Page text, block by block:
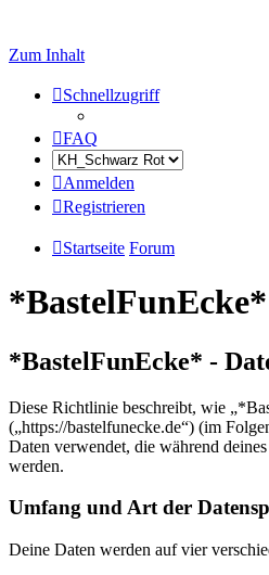
Zum Inhalt
Schnellzugriff
FAQ
Anmelden
Registrieren
Startseite Forum
*BastelFunEcke*
*BastelFunEcke* -
Diese Richtlinie beschreibt, wie
(„https://bastelfunecke.de“) (im
Daten verwendet, die während
werden.
Umfang und Art der
Deine Daten werden auf vier